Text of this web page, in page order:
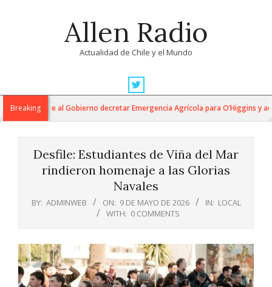
Allen Radio
Actualidad de Chile y el Mundo
Navigation
MenuBreakingexige al Gobierno decretar Emergencia Agrícola para O’Higgins y
Desfile: Estudiantes de Viña del Mar
rindieron homenaje a las Glorias
Navales
BY: ADMINWEB ON: 9 DE MAYO DE 2026 IN: LOCAL
WITH: 0 COMMENTS